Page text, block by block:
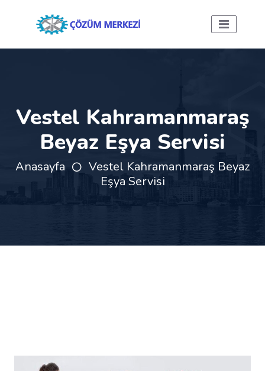
Vestel Kahramanmaraş
Beyaz Eşya Servisi
Anasayfa
Vestel Kahramanmaraş Beyaz
Eşya Servisi